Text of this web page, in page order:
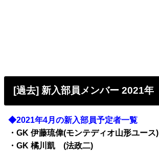
[過去] 新入部員メンバー 2021年
◆2021年4月の新入部員予定者一覧
・GK 伊藤琉偉(モンテディオ山形ユース)
・GK 橘川凱 (法政二)